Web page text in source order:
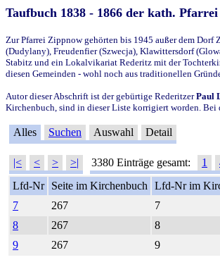
Taufbuch 1838 - 1866 der kath.
Zur Pfarrei Zippnow gehörten bis 1945 außer dem
(Dudylany), Freudenfier (Szwecja), Klawittersdorf
Stabitz und ein Lokalvikariat Rederitz mit der
diesen Gemeinden - wohl noch aus traditionellen
Autor dieser Abschrift ist der gebürtige RederitzerPaul
Kirchenbuch, sind in dieser Liste korrigiert worden. Bei
Alles Suchen Auswahl Detail
|< < > >| 3380 Einträge gesamt: 1
Lfd-Nr
Seite im Kirchenbuch Lfd-Nr im
7
267 7
8
267 8
9
267 9